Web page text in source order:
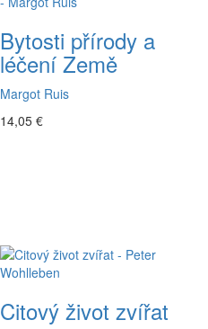
Bytosti přírody a
léčení Země
Margot Ruis
14,05 €
Citový život zvířat